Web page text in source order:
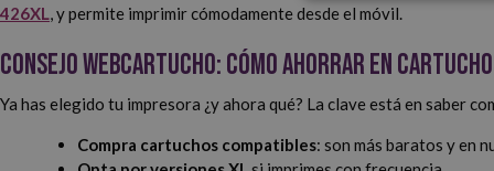
426XL, y permite imprimir cómodamente desde el móvil.
Consejo Webcartucho: cómo ahorrar en
Ya has elegido tu impresora ¿y ahora qué? La clave está en saber
Compra cartuchos compatibles: son más baratos y en